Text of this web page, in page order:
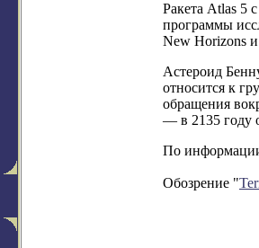
Ракета Atlas 5
программы
New Horizons
Астероид
относится к
обращения
— в 2135 году
По
Обозрение "